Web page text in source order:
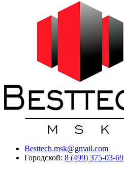
Besttech.msk@gmail.com
Городской: 8 (499) 375-03-69